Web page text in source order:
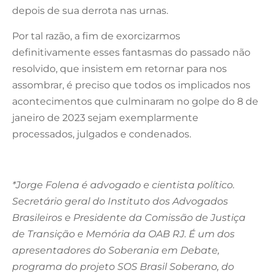
depois de sua derrota nas urnas.
Por tal razão, a fim de exorcizarmos
definitivamente esses fantasmas do passado não
resolvido, que insistem em retornar para nos
assombrar, é preciso que todos os implicados nos
acontecimentos que culminaram no golpe do 8 de
janeiro de 2023 sejam exemplarmente
processados, julgados e condenados.
*Jorge Folena é advogado e cientista político.
Secretário geral do Instituto dos Advogados
Brasileiros e Presidente da Comissão de Justiça
de Transição e Memória da OAB RJ. É um dos
apresentadores do Soberania em Debate,
programa do projeto SOS Brasil Soberano, do